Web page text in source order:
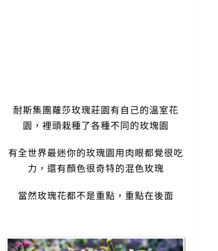
耐斯集團蘿莎玫瑰莊園有自己的溫室花
園，裡頭栽種了各種不同的玫塊園
有全世界最迷你的玫瑰園用肉眼都覺很吃
力，還有顏色很奇特的混色玫瑰
當然玫瑰花都不是重點，重點在後面